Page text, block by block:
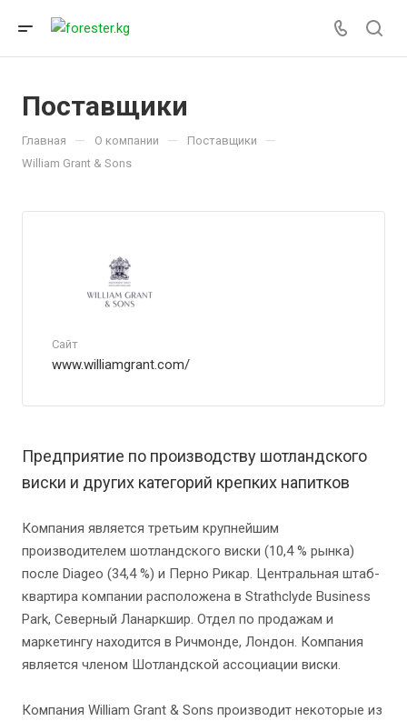
Поставщики
Главная — О компании — Поставщики —
William Grant & Sons
Сайт
www.williamgrant.com/
Предприятие по производству шотландского
виски и других категорий крепких напитков
Компания является третьим крупнейшим
производителем шотландского виски (10,4 % рынка)
после Diageo (34,4 %) и Перно Рикар. Центральная штаб-
квартира компании расположена в Strathclyde Business
Park, Северный Ланаркшир. Отдел по продажам и
маркетингу находится в Ричмонде, Лондон. Компания
является членом Шотландской ассоциации виски.
Компания William Grant & Sons производит некоторые из